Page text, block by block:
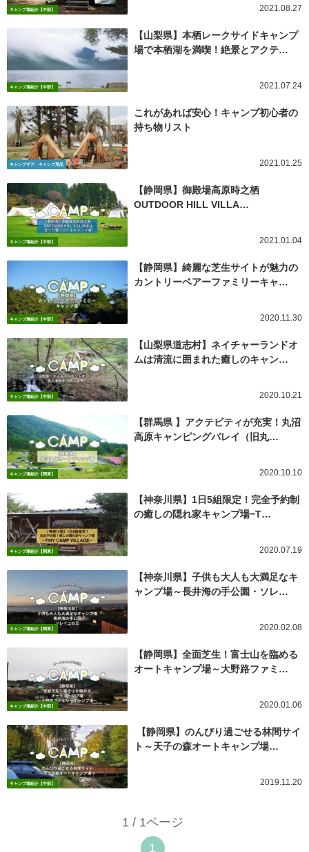
キャンプ場紹介【中部】 2021.08.27
キャンプ場紹介【中部】
【山梨県】本栖レークサイドキャンプ
場で本栖湖を満喫！絶景とアクテ…
2021.07.24
キャンプギア・キャンプ用品
これがあれば安心！キャンプ初心者の
持ち物リスト
2021.01.25
キャンプ場紹介【中部】
【静岡県】御殿場高原時之栖
OUTDOOR HILL VILLA…
2021.01.04
キャンプ場紹介【中部】
【静岡県】綺麗な芝生サイトが魅力の
カントリーベアーファミリーキャ…
2020.11.30
キャンプ場紹介【中部】
【山梨県道志村】ネイチャーランドオ
ムは清流に囲まれた癒しのキャン…
2020.10.21
キャンプ場紹介【関東】
【群馬県 】アクテビティが充実！丸沼
高原キャンピングバレイ（旧丸…
2020.10.10
キャンプ場紹介【関東】
【神奈川県】1日5組限定！完全予約制
の癒しの隠れ家キャンプ場−T…
2020.07.19
キャンプ場紹介【関東】
【神奈川県】子供も大人も大満足なキ
ャンプ場～長井海の手公園・ソレ…
2020.02.08
キャンプ場紹介【中部】
【静岡県】全面芝生！富士山を臨める
オートキャンプ場～大野路ファミ…
2020.01.06
キャンプ場紹介【中部】
【静岡県】のんびり過ごせる林間サイ
ト～天子の森オートキャンプ場…
2019.11.20
1 / 1ページ
1